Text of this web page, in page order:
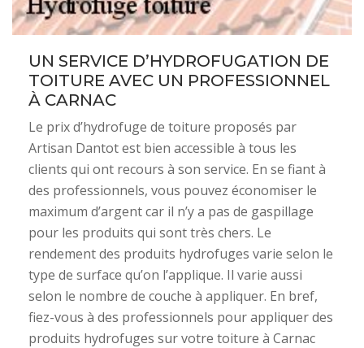
UN SERVICE D’HYDROFUGATION DE
TOITURE AVEC UN PROFESSIONNEL
À CARNAC
Le prix d’hydrofuge de toiture proposés par
Artisan Dantot est bien accessible à tous les
clients qui ont recours à son service. En se fiant à
des professionnels, vous pouvez économiser le
maximum d’argent car il n’y a pas de gaspillage
pour les produits qui sont très chers. Le
rendement des produits hydrofuges varie selon le
type de surface qu’on l’applique. Il varie aussi
selon le nombre de couche à appliquer. En bref,
fiez-vous à des professionnels pour appliquer des
produits hydrofuges sur votre toiture à Carnac